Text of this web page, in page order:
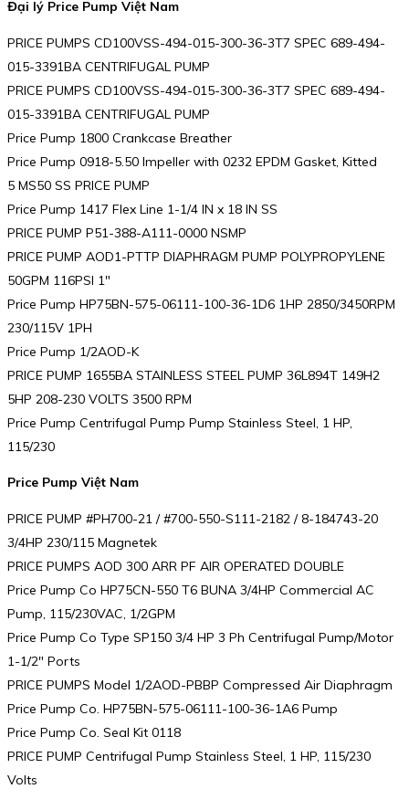
Đại lý Price Pump Việt Nam
PRICE PUMPS CD100VSS-494-015-300-36-3T7 SPEC 689-494-
015-3391BA CENTRIFUGAL PUMP
PRICE PUMPS CD100VSS-494-015-300-36-3T7 SPEC 689-494-
015-3391BA CENTRIFUGAL PUMP
Price Pump 1800 Crankcase Breather
Price Pump 0918-5.50 Impeller with 0232 EPDM Gasket, Kitted
5 MS50 SS PRICE PUMP
Price Pump 1417 Flex Line 1-1/4 IN x 18 IN SS
PRICE PUMP P51-388-A111-0000 NSMP
PRICE PUMP AOD1-PTTP DIAPHRAGM PUMP POLYPROPYLENE
50GPM 116PSI 1″
Price Pump HP75BN-575-06111-100-36-1D6 1HP 2850/3450RPM
230/115V 1PH
Price Pump 1/2AOD-K
PRICE PUMP 1655BA STAINLESS STEEL PUMP 36L894T 149H2
5HP 208-230 VOLTS 3500 RPM
Price Pump Centrifugal Pump Pump Stainless Steel, 1 HP,
115/230
Price Pump Việt Nam
PRICE PUMP #PH700-21 / #700-550-S111-2182 / 8-184743-20
3/4HP 230/115 Magnetek
PRICE PUMPS AOD 300 ARR PF AIR OPERATED DOUBLE
Price Pump Co HP75CN-550 T6 BUNA 3/4HP Commercial AC
Pump, 115/230VAC, 1/2GPM
Price Pump Co Type SP150 3/4 HP 3 Ph Centrifugal Pump/Motor
1-1/2″ Ports
PRICE PUMPS Model 1/2AOD-PBBP Compressed Air Diaphragm
Price Pump Co. HP75BN-575-06111-100-36-1A6 Pump
Price Pump Co. Seal Kit 0118
PRICE PUMP Centrifugal Pump Stainless Steel, 1 HP, 115/230
Volts